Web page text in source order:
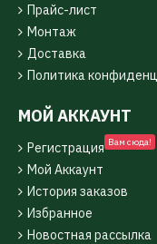
Прайс-лист
Монтаж
Доставка
Политика
МОЙ АККАУНТ
Регистрация Вам сюда!
Мой Аккаунт
История заказов
Избранное
Новостная рассылка